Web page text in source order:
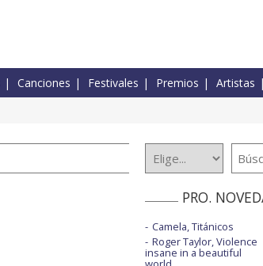
Canciones Festivales Premios Artistas
PRO.
Camela, Titánicos
Roger Taylor, Violence
insane in a beautiful